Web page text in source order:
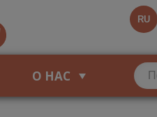
RU
О НАС